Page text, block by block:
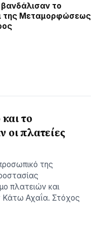
βανδάλισαν το
της Μεταμορφώσεως
το
πλατείες
της
πλατειών και
Αχαΐα. Στόχος